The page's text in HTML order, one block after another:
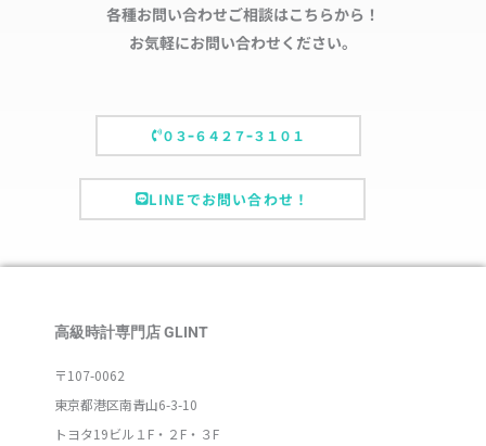
各種お問い合わせご相談はこちらから！
お気軽にお問い合わせください。
０３ｰ６４２７ｰ３１０１
LINEでお問い合わせ！
高級時計専門店 GLINT
〒107-0062
東京都港区南青山6-3-10
トヨタ19ビル１F・２F・３F